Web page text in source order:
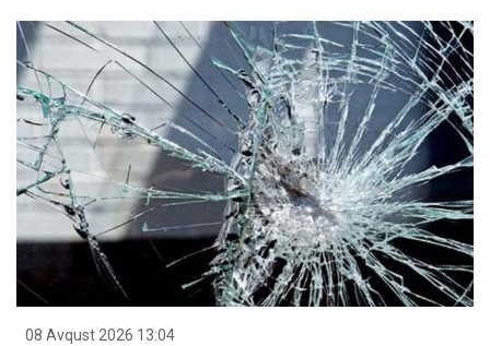
08 Avqust 2026 13:04